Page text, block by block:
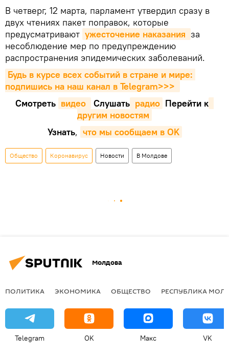
В четверг, 12 марта, парламент утвердил сразу в
двух чтениях пакет поправок, которые
предусматривают ужесточение наказания за
несоблюдение мер по предупреждению
распространения эпидемических заболеваний.
Будь в курсе всех событий в стране и мире:
подпишись на наш канал в Telegram>>>
Смотреть видео Cлушать радио Перейти к
другим новостям
Узнать, что мы сообщаем в OK
Общество Коронавирус Новости В Молдове
Молдова
ПОЛИТИКА ЭКОНОМИКА ОБЩЕСТВО РЕСПУБЛИКА
Telegram OK Макс VK